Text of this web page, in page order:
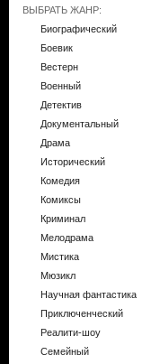
ВЫБРАТЬ ЖАНР:
Биографический
Боевик
Вестерн
Военный
Детектив
Документальный
Драма
Исторический
Комедия
Комиксы
Криминал
Мелодрама
Мистика
Мюзикл
Научная фантастика
Приключенческий
Реалити-шоу
Семейный